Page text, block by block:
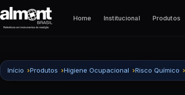
Pular para o conteúdo
Home Institucional Produtos
Início Produtos Higiene Ocupacional Risco Químico